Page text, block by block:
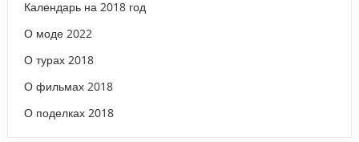
Календарь на 2018 год
О моде 2022
О турах 2018
О фильмах 2018
О поделках 2018